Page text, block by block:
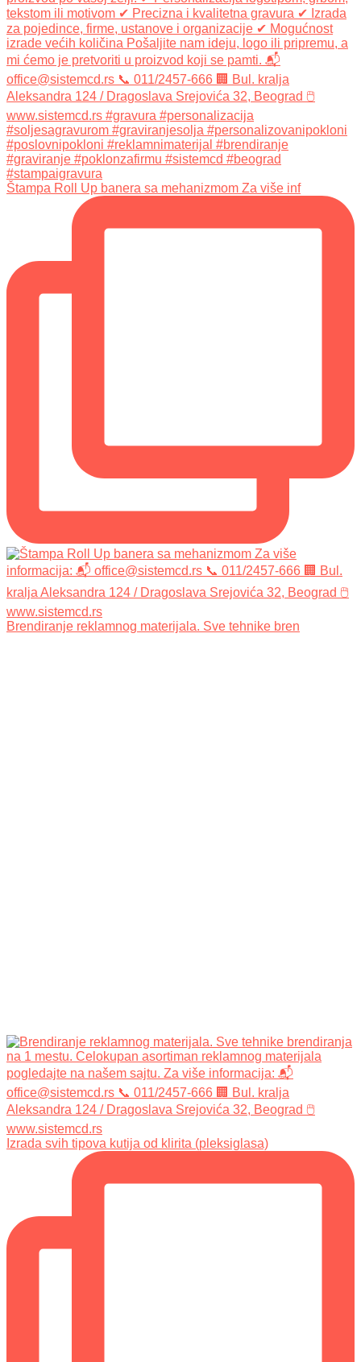
Štampa Roll Up banera sa mehanizmom Za više inf
Brendiranje reklamnog materijala. Sve tehnike bren
Izrada svih tipova kutija od klirita (pleksiglasa)